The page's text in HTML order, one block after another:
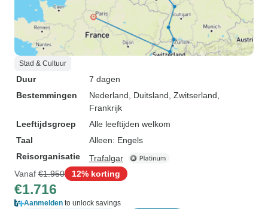
Stad & Cultuur
Duur
7 dagen
Bestemmingen
Nederland , Duitsland , Zwitserland
Frankrijk
Leeftijdsgroep
Alle leeftijden welkom
Taal
Alleen: Engels
Reisorganisatie
Trafalgar
Vanaf €1.950 12% korting
€1.716
Aanmelden to unlock savings